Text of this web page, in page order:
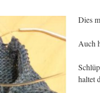
Dies
Auch
haltet